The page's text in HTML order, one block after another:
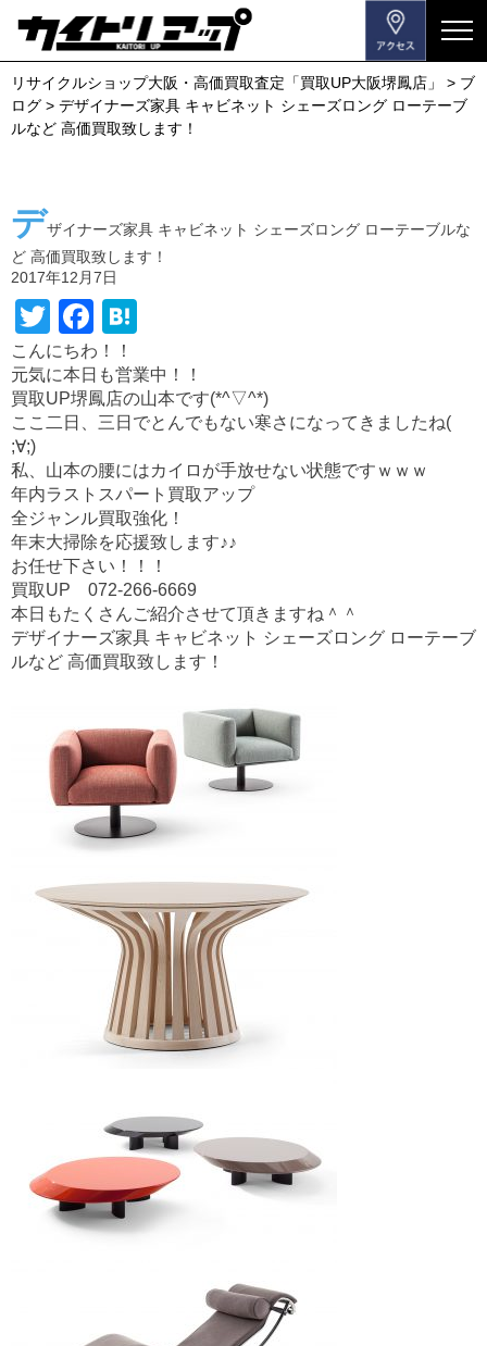
メ
ニ
ュ
ー
す
リサイクルショップ大阪・高価買取査定「買取UP大阪堺鳳店」 > ブ
ログ > デザイナーズ家具 キャビネット シェーズロング ローテーブ
ルなど 高価買取致します！
デザイナーズ家具 キャビネット シェーズロング ローテーブルな
ど 高価買取致します！
2017年12月7日
T
wi
tt
er
F
a
c
e
b
o
o
k
e
n
a
こんにちわ！！
元気に本日も営業中！！
買取UP堺鳳店の山本です(*^▽^*)
ここ二日、三日でとんでもない寒さになってきましたね(
;∀;)
私、山本の腰にはカイロが手放せない状態ですｗｗｗ
年内ラストスパート買取アップ
全ジャンル買取強化！
年末大掃除を応援致します♪♪
お任せ下さい！！！
買取UP 072-266-6669
本日もたくさんご紹介させて頂きますね＾＾
デザイナーズ家具 キャビネット シェーズロング ローテーブ
ルなど 高価買取致します！